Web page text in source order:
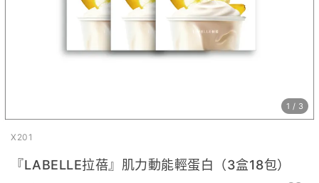
1 / 3
X201
『LABELLE拉蓓』肌力動能輕蛋白（3盒18包）